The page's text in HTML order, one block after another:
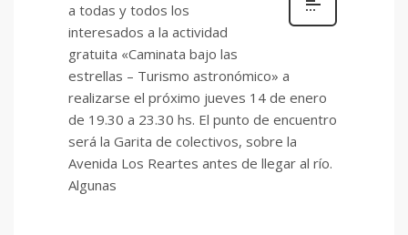
a todas y todos los
interesados a la actividad
gratuita «Caminata bajo las
estrellas – Turismo astronómico» a
realizarse el próximo jueves 14 de enero
de 19.30 a 23.30 hs. El punto de encuentro
será la Garita de colectivos, sobre la
Avenida Los Reartes antes de llegar al río.
Algunas